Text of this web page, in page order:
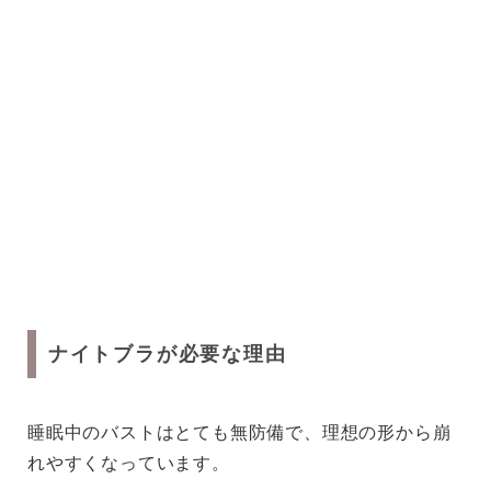
ナイトブラが必要な理由
睡眠中のバストはとても無防備で、理想の形から崩
れやすくなっています。